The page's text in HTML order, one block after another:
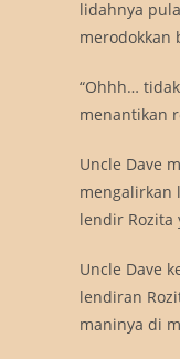
lidahnya
merodokkan
“Ohhh…
menantikan
Uncle Dave
mengalirkan
lendir
Uncle Dave
lendiran
maninya di